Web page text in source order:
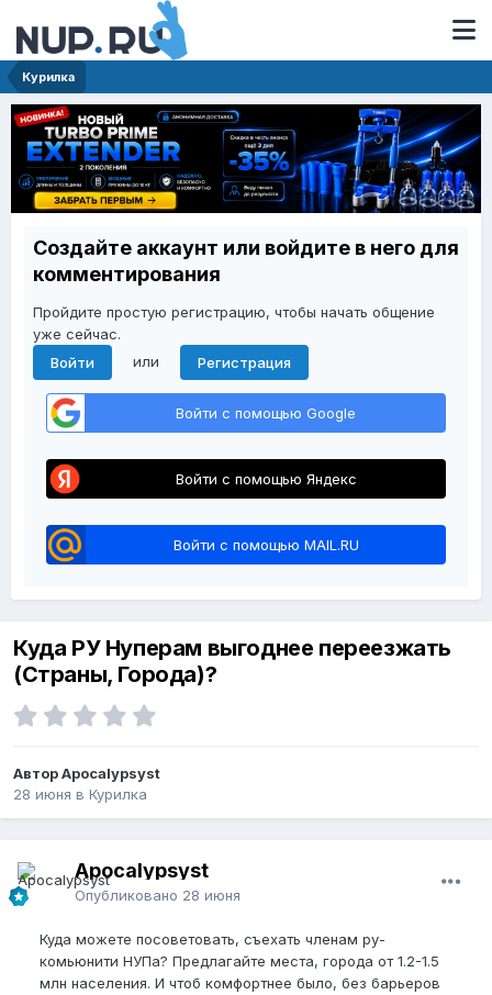
Курилка
Создайте аккаунт или войдите в него для
комментирования
Пройдите простую регистрацию, чтобы начать общение
уже сейчас.
Войти
или Регистрация
Войти с помощью Google
Войти с помощью Яндекс
Войти с помощью MAIL.RU
Куда РУ Нуперам выгоднее переезжать
(Страны, Города)?
Автор Apocalypsyst
28 июня в Курилка
Apocalypsyst
Опубликовано 28 июня
Куда можете посоветовать, съехать членам ру-
комьюнити НУПа? Предлагайте места, города от 1.2-1.5
млн населения. И чтоб комфортнее было, без барьеров